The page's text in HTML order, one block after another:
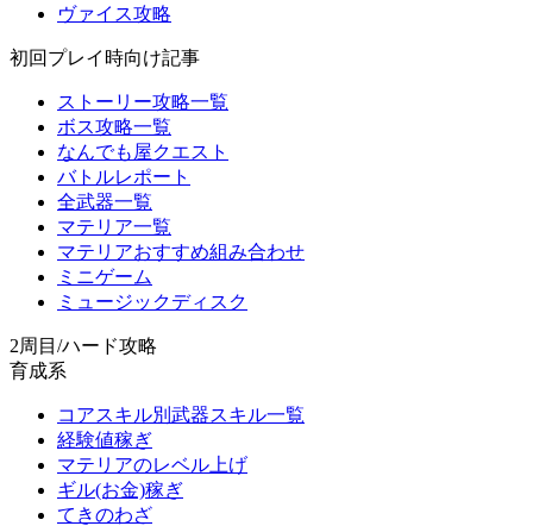
ヴァイス攻略
初回プレイ時向け記事
ストーリー攻略一覧
ボス攻略一覧
なんでも屋クエスト
バトルレポート
全武器一覧
マテリア一覧
マテリアおすすめ組み合わせ
ミニゲーム
ミュージックディスク
2周目/ハード攻略
育成系
コアスキル別武器スキル一覧
経験値稼ぎ
マテリアのレベル上げ
ギル(お金)稼ぎ
てきのわざ